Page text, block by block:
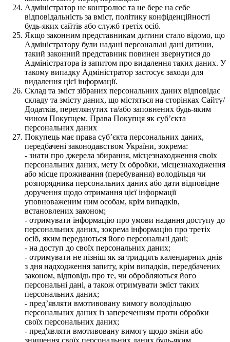
Адміністратор не контролює та не бере на себе
відповідальність за вміст, політику конфіденційності
будь-яких сайтів або служб третіх осіб.
Якщо законним представникам дитини стало відомо, що
Адміністратору були надані персональні дані дитини,
такий законний представник повинен звернутися до
Адміністратора із запитом про видалення таких даних. У
такому випадку Адміністратор застосує заходи для
видалення цієї інформації.
Склад та зміст зібраних персональних даних відповідає
складу та змісту даних, що містяться на сторінках Сайту/
Додатків, переглянутих та/або заповнених будь-яким
чином Покупцем. Права Покупця як суб’єкта
персональних даних
Покупець має права суб’єкта персональних даних,
передбачені законодавством України, зокрема:
- знати про джерела збирання, місцезнаходження своїх
персональних даних, мету їх обробки, місцезнаходження
або місце проживання (перебування) володільця чи
розпорядника персональних даних або дати відповідне
доручення щодо отримання цієї інформації
уповноваженим ним особам, крім випадків,
встановлених законом;
- отримувати інформацію про умови надання доступу до
персональних даних, зокрема інформацію про третіх
осіб, яким передаються його персональні дані;
- на доступ до своїх персональних даних;
- отримувати не пізніш як за тридцять календарних днів
з дня надходження запиту, крім випадків, передбачених
законом, відповідь про те, чи обробляються його
персональні дані, а також отримувати зміст таких
персональних даних;
- пред’являти вмотивовану вимогу володільцю
персональних даних із запереченням проти обробки
своїх персональних даних;
- пред'являти вмотивовану вимогу щодо зміни або
знищення своїх персональних даних будь-яким